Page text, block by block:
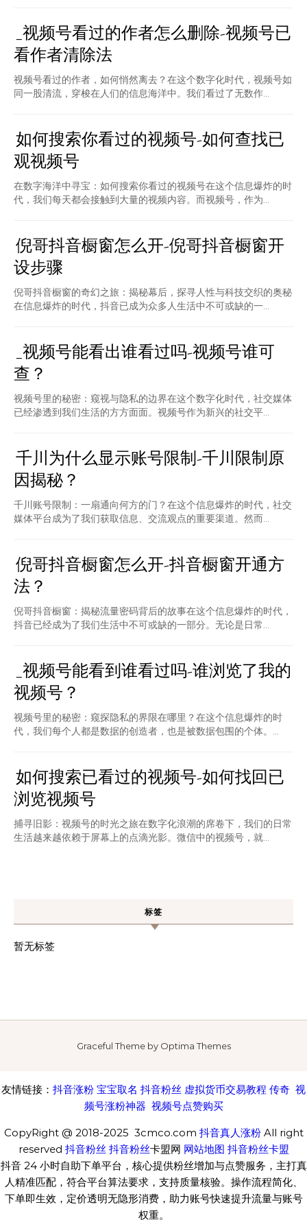
_视频号看过的作者怎么删除-视频号已
看作者清除法
视频号看过的作者，如何悄然离去？在这个数字化时代，视频号如
同一股清流，穿梭在人们的信息海洋中。我们看过了无数作...
如何搜索你看过的视频号-如何查找已
观视频号
在数字海洋中寻宝：如何搜索你看过的视频号在这个信息爆炸的时
代，我们每天都会接触到大量的视频内容。而视频号，作为...
倪哥抖音橱窗怎么开-倪哥抖音橱窗开
设步骤
倪哥抖音橱窗的奇幻之旅：揭秘幕后，探寻人性与科技交织的奥秘
在信息爆炸的时代，抖音已成为众多人生活中不可或缺的一...
_视频号能看出谁看过吗-视频号谁可
查？
视频号里的秘密：窥视与隐私的边界在这个数字化时代，社交媒体
已经渗透到我们生活的方方面面。视频号作为新兴的社交平...
千川为什么显示账号限制-千川限制原
因揭秘？
千川账号限制：一扇通向何方的门？在这个信息爆炸的时代，社交
媒体平台成为了我们获取信息、交流观点的重要渠道。然而...
倪哥抖音橱窗怎么开-抖音橱窗开通方
法？
倪哥抖音橱窗：揭秘流量密码背后的故事在这个信息爆炸的时代，
抖音已经成为了我们生活中不可或缺的一部分。无论是日常...
_视频号能看到谁看过吗-谁浏览了我的
视频号？
视频号里的秘密：窥探隐私的界限在哪里？在这个信息爆炸的时
代，我们每个人都是数据的创造者，也是被数据包围的个体。...
如何搜索已看过的视频号-如何找回已
浏览视频号
捕寻旧影：视频号的时光之旅在数字化浪潮的席卷下，我们的日常
生活越来越依赖于屏幕上的点滴光影。微信中的视频号，就...
标签
暂无标签
Graceful Theme by Optima Themes
友情链接： 抖音涨粉 宝宝取名 抖音粉丝 虚拟货币交易教程 传奇 视
频号涨粉神器 视频号点赞购买
CopyRight @ 2018-2025 3cmco.com 抖音真人涨粉All right
reserved 抖音粉丝 抖音粉丝卡盟网 网站地图 抖音粉丝卡盟
抖音 24 小时自助下单平台，核心提供粉丝增加与点赞服务，主打真
人精准匹配，符合平台算法要求，支持质量核验。操作流程简化、
下单即生效，定价透明无隐形消费，助力账号快速提升流量与账号
权重。